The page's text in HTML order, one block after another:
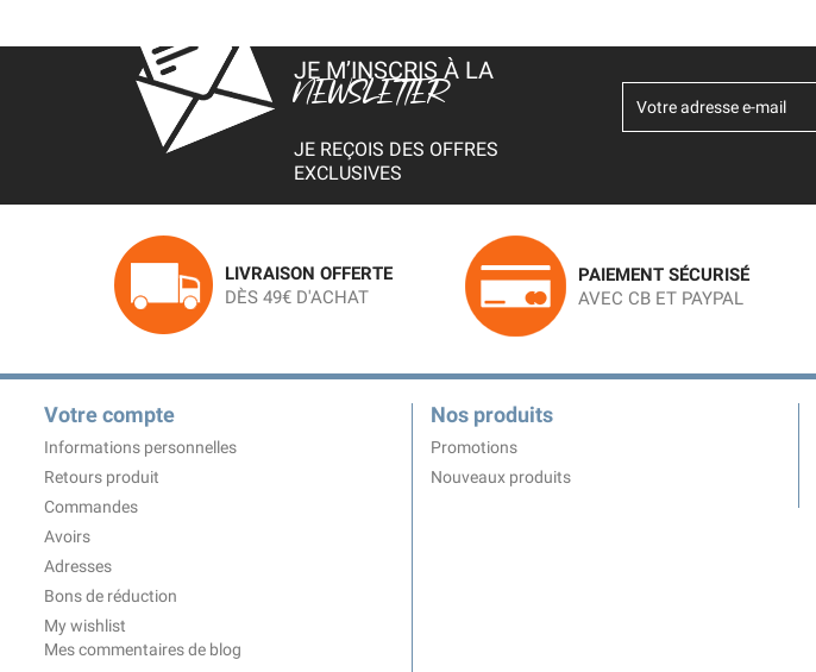
JE M’INSCRIS À LA
NEWSLETTER
JE REÇOIS DES OFFRES
EXCLUSIVES
LIVRAISON OFFERTE
DÈS 49€ D'ACHAT
PAIEMENT SÉCURISÉ
AVEC CB ET PAYPAL
Votre compte
Informations personnelles
Retours produit
Commandes
Avoirs
Adresses
Bons de réduction
My wishlist
Mes commentaires de blog
Nos produits
Promotions
Nouveaux produits